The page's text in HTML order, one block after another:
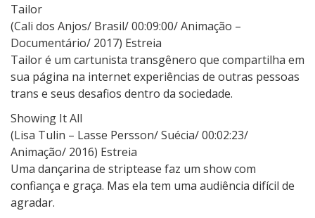
Tailor
(Cali dos Anjos/ Brasil/ 00:09:00/ Animação –
Documentário/ 2017) Estreia
Tailor é um cartunista transgênero que compartilha em
sua página na internet experiências de outras pessoas
trans e seus desafios dentro da sociedade.
Showing It All
(Lisa Tulin – Lasse Persson/ Suécia/ 00:02:23/
Animação/ 2016) Estreia
Uma dançarina de striptease faz um show com
confiança e graça. Mas ela tem uma audiência difícil de
agradar.